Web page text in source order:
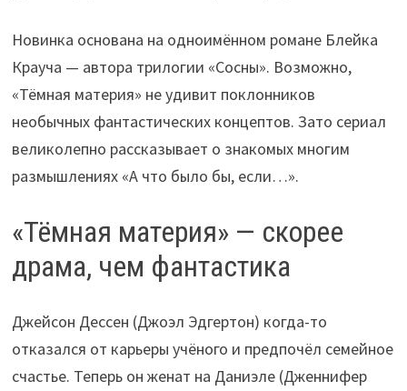
Новинка основана на одноимённом романе Блейка
Крауча — автора трилогии «Сосны». Возможно,
«Тёмная материя» не удивит поклонников
необычных фантастических концептов. Зато сериал
великолепно рассказывает о знакомых многим
размышлениях «А что было бы, если…».
«Тёмная материя» — скорее
драма, чем фантастика
Джейсон Дессен (Джоэл Эдгертон) когда-то
отказался от карьеры учёного и предпочёл семейное
счастье. Теперь он женат на Даниэле (Дженнифер